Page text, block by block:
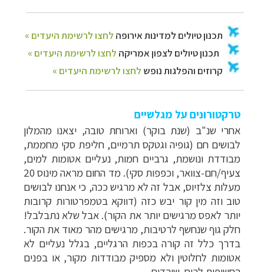
טרקטורונים על מגלשיים
אחרי שנ"ב (שנת בוקר) וארוחת טובה, יצאנו מהמלון
לבושים חם (גופיה וגטקס תרמיים, חליפת סקי מחממת,
מבודדת ונושמת, גרביים חמות, נעליים אטומות למים,
צעיף/חם-צוואר, וכפפות סקי). מד החום מראה מינוס 20
מעלות צלזיוס, אבל זה לא מרגיש ככה, כי אנחנו לבושים
טוב וזה מין קור יבש כזה (דווקא בטמפרטורות קרובות
יותר לאפס מרגישים יותר את הקור). אבל שלא נתבלבל!
חלק גוף שנחשף לרטיבות, מרגישים מהר מאוד את הקור.
בדרך כלל זה קורה בכפות הרגליים, בגלל נעליים לא
אטומות לחלוטין ולא מספיק מבודדות מקור, או בפנים